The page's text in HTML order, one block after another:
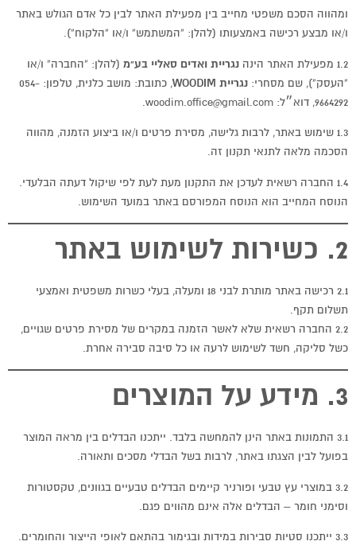
ומהווה הסכם משפטי מחייב בין מפעילת האתר לבין כל אדם הגולש באתר
ו/או מבצע רכישה באמצעותו (להלן: “המשתמש” ו/או “הלקוח”).
1.2 מפעילת האתר הינה נגריית ואדים סאליי בע"מ (להלן: “החברה” ו/או
“העסק”), שם מסחרי: נגריית WOODIM
, כתובת: מושב כלנית, טלפון: 054-
9664292, דוא״ל: woodim.office@gmail.com.
1.3 שימוש באתר, לרבות גלישה, מסירת פרטים ו/או ביצוע הזמנה, מהווה
הסכמה מלאה לתנאי תקנון זה.
1.4 החברה רשאית לעדכן את התקנון מעת לעת לפי שיקול דעתה הבלעדי.
הנוסח המחייב הוא הנוסח המפורסם באתר במועד השימוש.
2. כשירות לשימוש באתר
2.1 רכישה באתר מותרת לבני 18 ומעלה, בעלי כשרות משפטית ואמצעי
תשלום תקף.
2.2 החברה רשאית שלא לאשר הזמנה במקרים של מסירת פרטים שגויים,
כשל סליקה, חשד לשימוש לרעה או כל סיבה סבירה אחרת.
3. מידע על המוצרים
3.1 התמונות באתר הינן להמחשה בלבד. ייתכנו הבדלים בין מראה המוצר
בפועל לבין הצגתו באתר, לרבות בשל הבדלי מסכים ותאורה.
3.2 במוצרי עץ טבעי ופורניר קיימים הבדלים טבעיים בגוונים, טקסטורות
וסימני חומר – הבדלים אלה אינם מהווים פגם.
3.3 ייתכנו סטיות סבירות במידות ובגימור בהתאם לאופי הייצור והחומרים.